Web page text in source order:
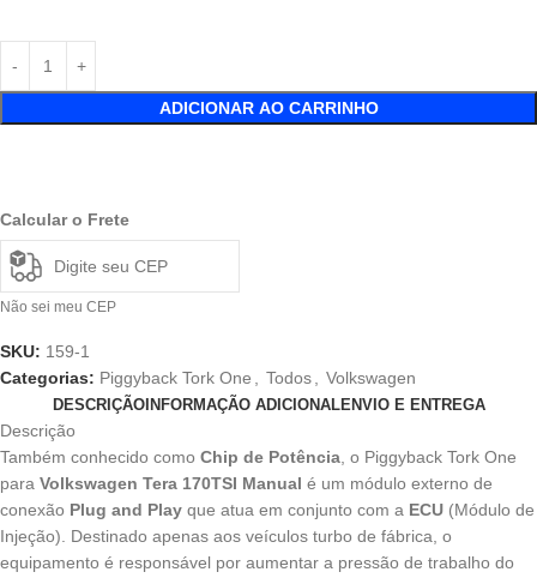
ADICIONAR AO CARRINHO
Calcular o Frete
Não sei meu CEP
SKU: 159-1
Categorias: Piggyback Tork One , Todos, Volkswagen
DESCRIÇÃOINFORMAÇÃO ADICIONALENVIO E ENTREGA
Descrição
Também conhecido como Chip de Potência, o Piggyback Tork One
para Volkswagen Tera 170TSI Manual é um módulo externo de
conexão Plug and Play que atua em conjunto com a ECU (Módulo de
Injeção). Destinado apenas aos veículos turbo de fábrica, o
equipamento é responsável por aumentar a pressão de trabalho do